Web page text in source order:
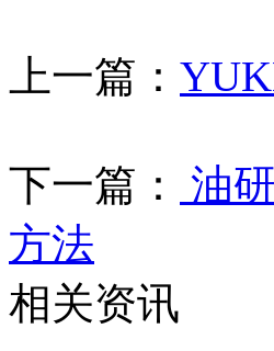
上一篇：
下一篇：
油
方法
相关资讯